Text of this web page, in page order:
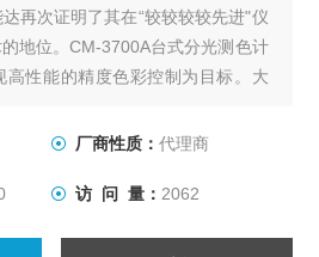
再次证明了其在“较较较较先进"仪
地位。CM-3700A台式分光测色计
高性能的精度色彩控制为目标。大
、DIN、JIS等标准的要求。
厂商性质： 代理商
访 问 量： 2062